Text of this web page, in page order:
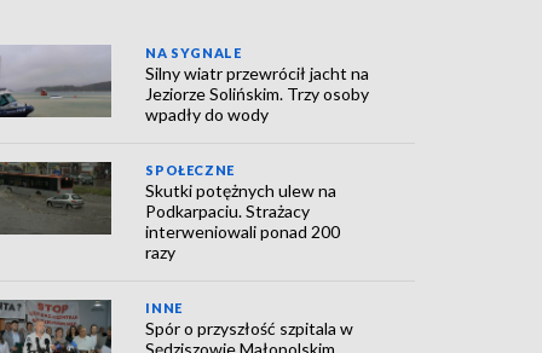
NA SYGNALE
Silny wiatr przewrócił jacht na
Jeziorze Solińskim. Trzy osoby
wpadły do wody
SPOŁECZNE
Skutki potężnych ulew na
Podkarpaciu. Strażacy
interweniowali ponad 200
razy
INNE
Spór o przyszłość szpitala w
Sędziszowie Małopolskim